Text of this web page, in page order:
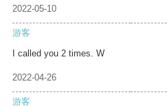
2022-05-10
游客
I called you 2 times. W
2022-04-26
游客